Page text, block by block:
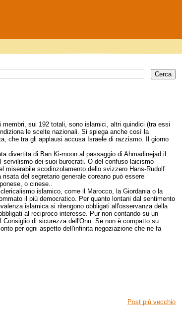
sui 192 totali, sono islamici, altri quindici (tra essi
le scelte nazionali. Si spiega anche così la
che tra gli applausi accusa Israele di razzismo. Il giorno
divertita di Ban Ki-moon al passaggio di Ahmadinejad il
servilismo dei suoi burocrati. O del confuso laicismo
miserabile scodinzolamento dello svizzero Hans-Rudolf
del segretario generale coreano può essere
o cinese..
clericalismo islamico, come il Marocco, la Giordania o la
il più democratico. Per quanto lontani dal sentimento
islamica si ritengono obbligati all'osservanza della
al reciproco interesse. Pur non contando su un
di sicurezza dell'Onu. Se non è compatto su
per ogni aspetto dell'infinita negoziazione che ne fa
Post più vecchio